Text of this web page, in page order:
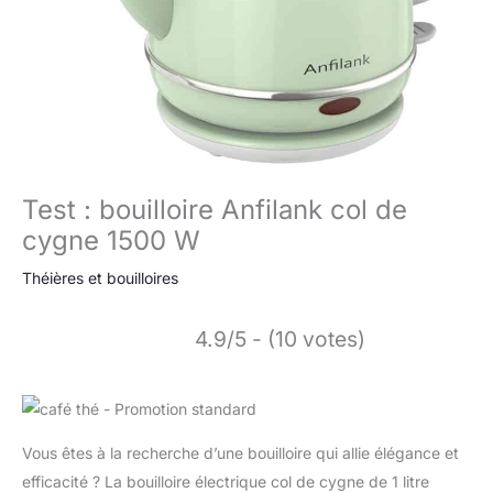
Test : bouilloire Anfilank col de
cygne 1500 W
Théières et bouilloires
4.9/5 - (10 votes)
Vous êtes à la recherche d’une bouilloire qui allie élégance et
efficacité ? La bouilloire électrique col de cygne de 1 litre